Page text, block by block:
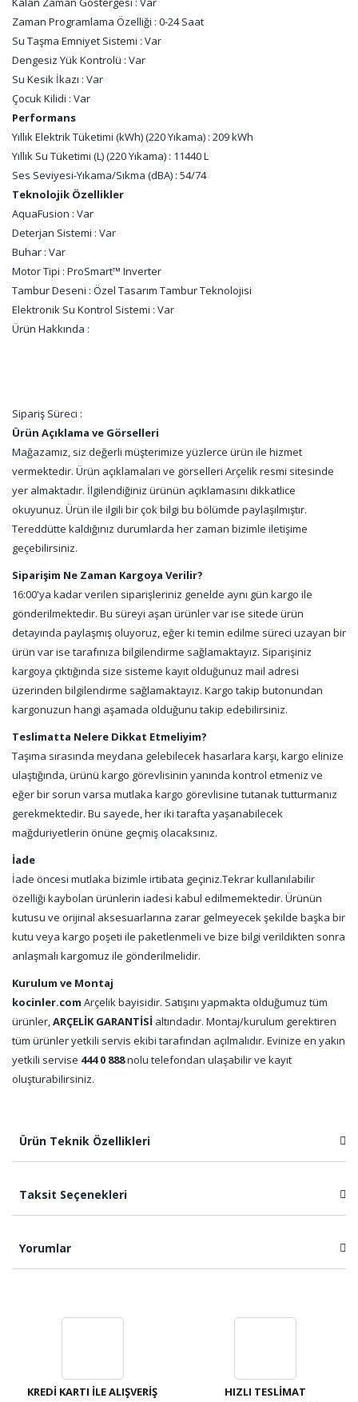
Zaman Programlama Özelliği : 0-24 Saat
Su Taşma Emniyet Sistemi : Var
Dengesiz Yük Kontrolü : Var
Su Kesik İkazı : Var
Çocuk Kilidi : Var
Performans
Yıllık Elektrik Tüketimi (kWh) (220 Yıkama) : 209 kWh
Yıllık Su Tüketimi (L) (220 Yıkama) : 11440 L
Ses Seviyesi-Yıkama/Sıkma (dBA) : 54/74
Teknolojik Özellikler
AquaFusion : Var
Deterjan Sistemi : Var
Buhar : Var
Motor Tipi : ProSmart™ Inverter
Tambur Deseni : Özel Tasarım Tambur Teknolojisi
Elektronik Su Kontrol Sistemi : Var
Ürün Hakkında :
Sipariş Süreci :
Ürün Açıklama ve Görselleri
Mağazamız, siz değerli müşterimize yüzlerce ürün ile hizmet
vermektedir. Ürün açıklamaları ve görselleri Arçelik resmi sitesinde
yer almaktadır. İlgilendiğiniz ürünün açıklamasını dikkatlice
okuyunuz. Ürün ile ilgili bir çok bilgi bu bölümde paylaşılmıştır.
Tereddütte kaldığınız durumlarda her zaman bizimle iletişime
geçebilirsiniz.
Siparişim Ne Zaman Kargoya Verilir?
16:00'ya kadar verilen siparişleriniz genelde aynı gün kargo ile
gönderilmektedir. Bu süreyi aşan ürünler var ise sitede ürün
detayında paylaşmış oluyoruz, eğer ki temin edilme süreci uzayan bir
ürün var ise tarafınıza bilgilendirme sağlamaktayız. Siparişiniz
kargoya çıktığında size sisteme kayıt olduğunuz mail adresi
üzerinden bilgilendirme sağlamaktayız. Kargo takip butonundan
kargonuzun hangi aşamada olduğunu takip edebilirsiniz.
Teslimatta Nelere Dikkat Etmeliyim?
Taşıma sırasında meydana gelebilecek hasarlara karşı, kargo elinize
ulaştığında, ürünü kargo görevlisinin yanında kontrol etmeniz ve
eğer bir sorun varsa mutlaka kargo görevlisine tutanak tutturmanız
gerekmektedir. Bu sayede, her iki tarafta yaşanabilecek
mağduriyetlerin önüne geçmiş olacaksınız.
İade
İade öncesi mutlaka bizimle irtibata geçiniz.Tekrar kullanılabilir
özelliği kaybolan ürünlerin iadesi kabul edilmemektedir. Ürünün
kutusu ve orijinal aksesuarlarına zarar gelmeyecek şekilde başka bir
kutu veya kargo poşeti ile paketlenmeli ve bize bilgi verildikten sonra
anlaşmalı kargomuz ile gönderilmelidir.
Kurulum ve Montaj
kocinler.com Arçelik bayisidir. Satışını yapmakta olduğumuz tüm
ürünler,ARÇELİK GARANTİSİ altındadır. Montaj/kurulum gerektiren
tüm ürünler yetkili servis ekibi tarafından açılmalıdır. Evinize en yakın
yetkili servise 444 0 888nolu telefondan ulaşabilir ve kayıt
oluşturabilirsiniz.
Ürün Teknik Özellikleri
Taksit Seçenekleri
Yorumlar
KREDİ KARTI İLE ALIŞVERİŞ HIZLI TESLİMAT